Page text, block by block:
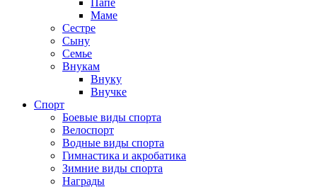
Папе
Маме
Сестре
Сыну
Семье
Внукам
Внуку
Внучке
Спорт
Боевые виды спорта
Велоспорт
Водные виды спорта
Гимнастика и акробатика
Зимние виды спорта
Награды